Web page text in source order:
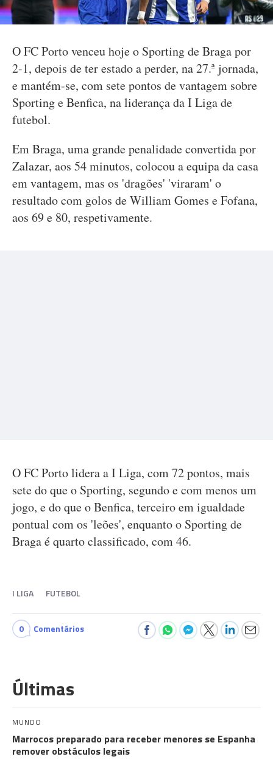
O FC Porto venceu hoje o Sporting de Braga por
2-1, depois de ter estado a perder, na 27.ª jornada,
e mantém-se, com sete pontos de vantagem sobre
Sporting e Benfica, na liderança da I Liga de
futebol.
Em Braga, uma grande penalidade convertida por
Zalazar, aos 54 minutos, colocou a equipa da casa
em vantagem, mas os 'dragões' 'viraram' o
resultado com golos de William Gomes e Fofana,
aos 69 e 80, respetivamente.
O FC Porto lidera a I Liga, com 72 pontos, mais
sete do que o Sporting, segundo e com menos um
jogo, e do que o Benfica, terceiro em igualdade
pontual com os 'leões', enquanto o Sporting de
Braga é quarto classificado, com 46.
I LIGA FUTEBOL
0 Comentários
Últimas
MUNDO
Marrocos preparado para receber menores se Espanha
remover obstáculos legais